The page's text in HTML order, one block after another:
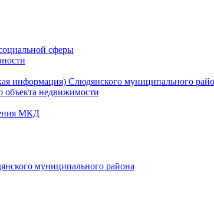
сферы
информация) Слюдянского муниципального
объекта недвижимости
МКД
муниципального района